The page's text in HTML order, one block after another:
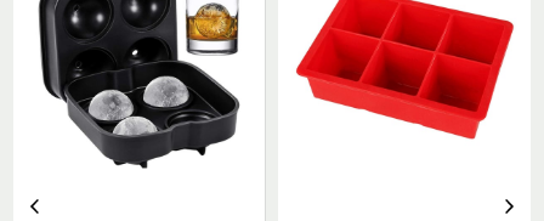
İles Gurme
Buz Kalıbı, Battal
₺204,71
₺238,04